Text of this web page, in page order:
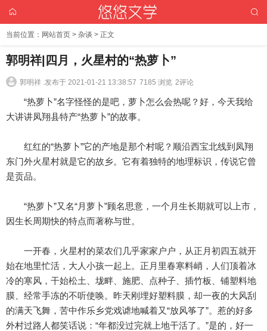
当前位置： 网站首页 > 杂谈 > 正文
郭明祥|四月，火星村的“热萝卜”
郭明祥 .发布于 2021-01-21 13:38:57 7185 浏览 2评论
“热萝卜”名字怪怪的是吧，萝卜怎么会热呢？好，今天我给
大讲讲凤翔县特产“热萝卜”的故事。
红红的“热萝卜”它的产地是那个村呢？顺沿西宝北线到凤翔
东门外火星村就是它的故乡。它有着独特的地理标识，传说它曾
是贡品。
“热萝卜”又名“月萝卜”顾名思意，一个月生长期就可以上市，
因生长周期快的特点而著称与世。
一开春，火星村的菜农们几乎家家户户，从正月初四五就开
始在地里忙活，大人小孩一起上。正月里春寒料峭，人们顶着冰
冷的寒风，干始松土、垅畔、施肥、点种子、插竹板、铺塑料地
膜、经常手冻的不听使唤。昨天刚埋好塑料膜，却一夜的大风刮
的满天飞舞，苦中作乐乡党戏谑地喊着又“放风筝了”。惹的好多
外村过路人都笑话说：“年都没过完就上地干活了。”是的，好一